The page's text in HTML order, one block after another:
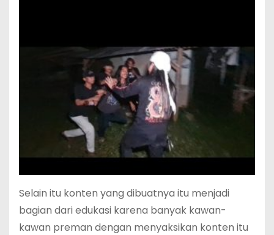
Selain itu konten yang dibuatnya itu menjadi
bagian dari edukasi karena banyak kawan-
kawan preman dengan menyaksikan konten itu